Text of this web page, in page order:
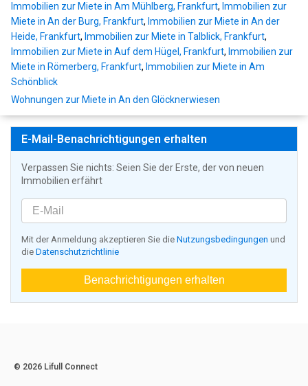
Immobilien zur Miete in Am Mühlberg, Frankfurt, Immobilien zur
Miete in An der Burg, Frankfurt, Immobilien zur Miete in An der
Heide, Frankfurt, Immobilien zur Miete in Talblick, Frankfurt,
Immobilien zur Miete in Auf dem Hügel, Frankfurt, Immobilien zur
Miete in Römerberg, Frankfurt, Immobilien zur Miete in Am
Schönblick
Wohnungen zur Miete in An den Glöcknerwiesen
E-Mail-Benachrichtigungen erhalten
Verpassen Sie nichts: Seien Sie der Erste, der von neuen
Immobilien erfährt
Mit der Anmeldung akzeptieren Sie die Nutzungsbedingungen und
die Datenschutzrichtlinie
Benachrichtigungen erhalten
© 2026 Lifull Connect